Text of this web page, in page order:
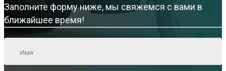
Заполните форму ниже, мы свяжемся с вами в
ближайшее время!